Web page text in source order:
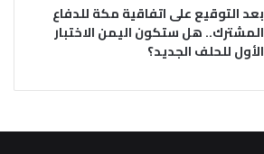
بعد التوقيع على اتفاقية مكة للدفاع
المشترك.. هل ستكون اليمن الاختبار
الأول للحلف الجديد؟